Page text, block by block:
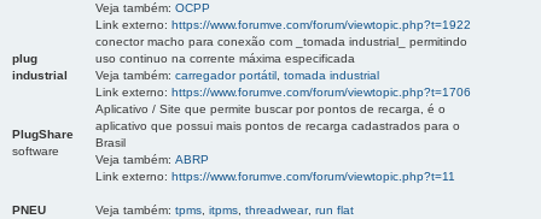
Veja também: OCPP
Link externo: https://www.forumve.com/forum/viewtopic.php?t=1922
plug
industrial
conector macho para conexão com _tomada industrial_ permitindo
uso continuo na corrente máxima especificada
Veja também: carregador portátil tomada industrial
Link externo: https://www.forumve.com/forum/viewtopic.php?t=1706
PlugShare
software
Aplicativo / Site que permite buscar por pontos de recarga, é o
aplicativo que possui mais pontos de recarga cadastrados para o
Brasil
Veja também: ABRP
Link externo: https://www.forumve.com/forum/viewtopic.php?t=11
PNEU Veja também: tpms itpms threadwear, run flat